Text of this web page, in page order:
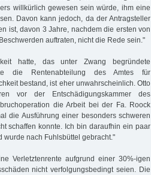
willkürlich gewesen sein würde, ihm eine
Davon kann jedoch, da der Antragsteller
ist, davon 3 Jahre, nachdem die ersten von
auftraten, nicht die Rede sein."
hatte, das unter Zwang begründete
die Rentenabteilung des Amtes für
bestand, ist eher unwahrscheinlich. Otto
vor der Entschädigungskammer des
die Arbeit bei der Fa. Roock
die Ausführung einer besonders schweren
schaffen konnte. Ich bin daraufhin ein paar
wurde nach Fuhlsbüttel gebracht."
Verletztenrente aufgrund einer 30%-igen
nicht verfolgungsbedingt seien. Die